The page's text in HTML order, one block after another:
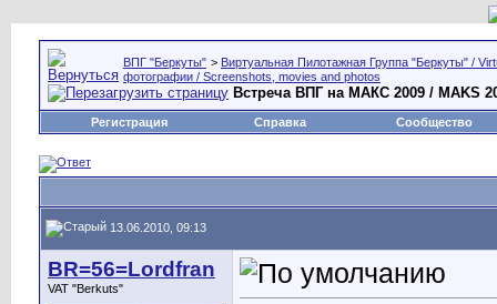
ВПГ "Беркуты" > Виртуальная Пилотажная Группа "Беркуты" /
фотографии / Screenshots, movies and photos
Встреча ВПГ на МАКС 2009 / MAKS
Регистрация Справка Сообщество
13.06.2010, 09:13
BR=56=Lordfran
VAT "Berkuts"